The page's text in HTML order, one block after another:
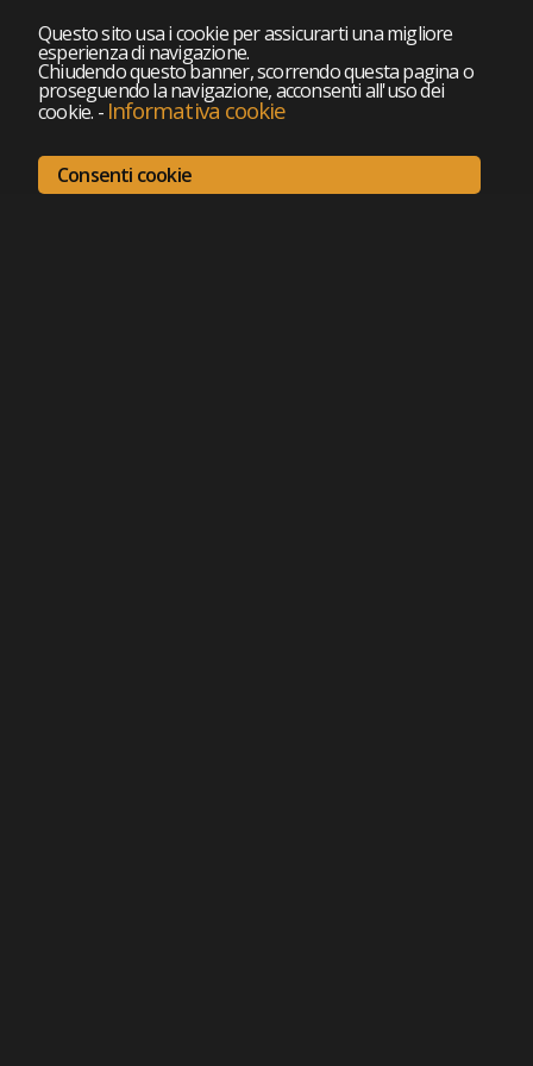
Questo sito usa i cookie per assicurarti una migliore
esperienza di navigazione.
Chiudendo questo banner, scorrendo questa pagina o
proseguendo la navigazione, acconsenti all'uso dei
cookie. - Informativa cookie
Consenti cookie